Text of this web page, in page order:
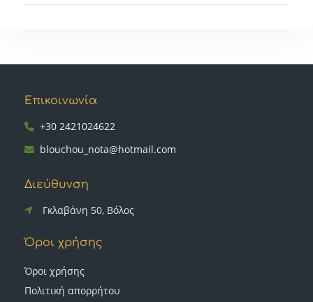
Επικοινωνία
+30 2421024622
blouchou_nota@hotmail.com
Διεύθυνση
Γκλαβάνη 50, Βόλος
Όροι χρήσης
Όροι χρήσης
Πολιτική απορρήτου